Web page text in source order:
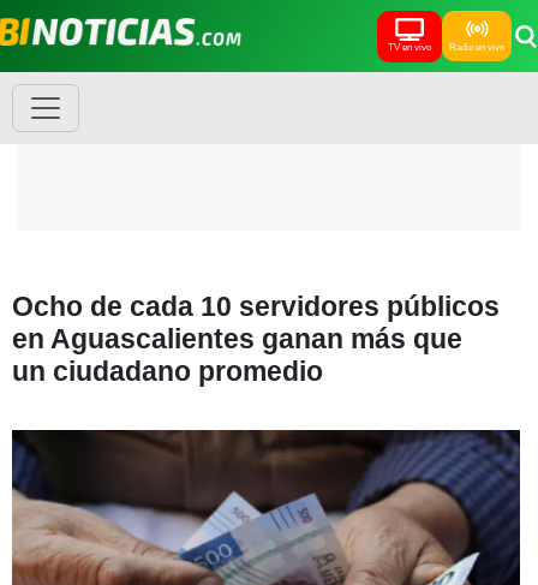
TV en vivo Radio en vivo
Ocho de cada 10 servidores públicos
en Aguascalientes ganan más que
un ciudadano promedio